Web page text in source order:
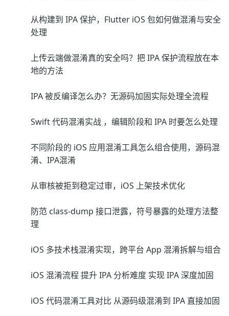
从构建到 IPA 保护，Flutter iOS 包如何做混淆与安全
处理
上传云端做混淆真的安全吗？把 IPA 保护流程放在本
地的方法
IPA 被反编译怎么办？无源码加固实际处理全流程
Swift 代码混淆实战 ，编辑阶段和 IPA 时要怎么处理
不同阶段的 iOS 应用混淆工具怎么组合使用，源码混
淆、IPA混淆
从审核被拒到稳定过审，iOS 上架技术优化
防范 class-dump 接口泄露，符号暴露的处理方法整
理
iOS 多技术栈混淆实现，跨平台 App 混淆拆解与组合
iOS 混淆流程 提升 IPA 分析难度 实现 IPA 深度加固
iOS 代码混淆工具对比 从源码级混淆到 IPA 直接加固